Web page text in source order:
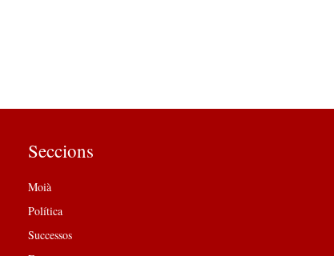
Seccions
Moià
Política
Successos